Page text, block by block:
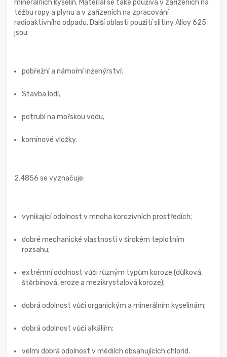
minerálních kyselin. Materiál se také používá v zařízeních na
těžbu ropy a plynu a v zařízeních na zpracování
radioaktivního odpadu. Další oblasti použití slitiny Alloy 625
jsou:
pobřežní a námořní inženýrství;
Stavba lodí;
potrubí na mořskou vodu;
komínové vložky.
2.4856 se vyznačuje:
vynikající odolnost v mnoha korozivních prostředích;
dobré mechanické vlastnosti v širokém teplotním
rozsahu;
extrémní odolnost vůči různým typům koroze (důlková,
štěrbinová, eroze a mezikrystalová koroze);
dobrá odolnost vůči organickým a minerálním kyselinám;
dobrá odolnost vůči alkáliím;
velmi dobrá odolnost v médiích obsahujících chlorid.